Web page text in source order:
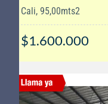
Cali, 95,00mts2
$1.600.000